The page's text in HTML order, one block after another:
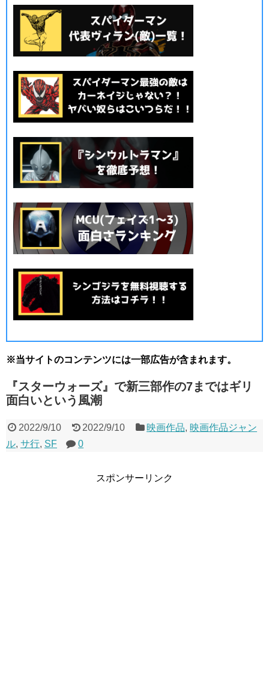
※当サイトのコンテンツには一部広告が含まれます。
『スターウォーズ』で新三部作の7まではギリ
面白いという風潮
2022/9/10 2022/9/10 映画作品, 映画作品ジャン
ル, サ行, SF 0
スポンサーリンク